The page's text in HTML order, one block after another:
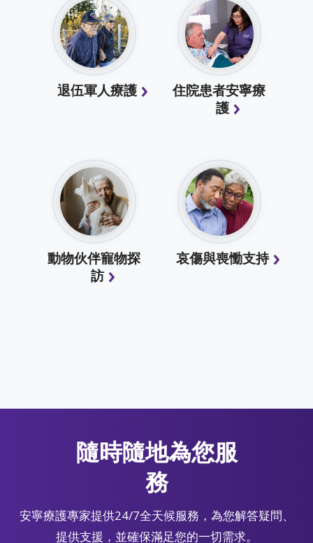
退伍軍人療護
住院患者安寧療
護
動物伙伴寵物探
訪
哀傷與喪慟支持
隨時隨地為您服
務
安寧療護專家提供24/7全天候服務，為您解答疑問、
提供支援，並確保滿足您的一切需求。